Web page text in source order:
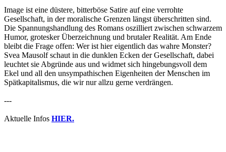
Image ist eine düstere, bitterböse Satire auf eine verrohte
Gesellschaft, in der moralische Grenzen längst überschritten sind.
Die Spannungshandlung des Romans oszilliert zwischen schwarzem
Humor, grotesker Überzeichnung und brutaler Realität. Am Ende
bleibt die Frage offen: Wer ist hier eigentlich das wahre Monster?
Svea Mausolf schaut in die dunklen Ecken der Gesellschaft, dabei
leuchtet sie Abgründe aus und widmet sich hingebungsvoll dem
Ekel und all den unsympathischen Eigenheiten der Menschen im
Spätkapitalismus, die wir nur allzu gerne verdrängen.
---
Aktuelle Infos HIER.